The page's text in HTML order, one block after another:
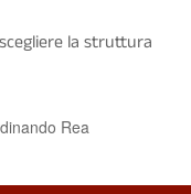
la struttura
Rea